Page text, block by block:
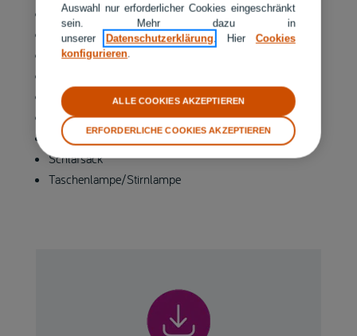
Karten- und Brettspiel
Strandspielzeug
Musik, Hörspiele und -bücher fürs Tablet
Kuscheldecke
Zelt
Isomatte oder Luftmatratze
Schlafsack
Taschenlampe/Stirnlampe
Auswahl nur erforderlicher Cookies eingeschränkt
sein. Mehr dazu in
unsererDatenschutzerklärung. Hier Cookies
konfigurieren.
ERFORDERLICHE COOKIES AKZEPTIEREN
ALLE COOKIES AKZEPTIEREN